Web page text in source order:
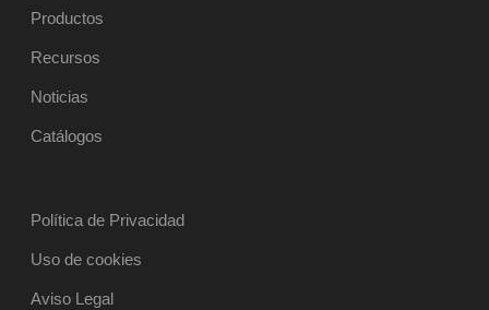
Productos
Recursos
Noticias
Catálogos
Política de Privacidad
Uso de cookies
Aviso Legal